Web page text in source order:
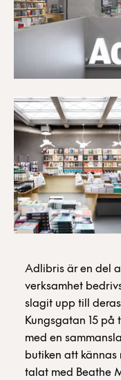
Adlibris är en del
verksamhet
slagit upp till
Kungsgatan 15 på
med en
butiken att
talat med Beathe